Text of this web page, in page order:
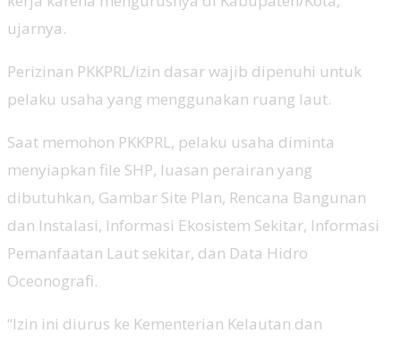
ujarnya.
Perizinan PKKPRL/izin dasar wajib dipenuhi untuk
pelaku usaha yang menggunakan ruang laut.
Saat memohon PKKPRL, pelaku usaha diminta
menyiapkan file SHP, luasan perairan yang
dibutuhkan, Gambar Site Plan, Rencana Bangunan
dan Instalasi, Informasi Ekosistem Sekitar, Informasi
Pemanfaatan Laut sekitar, dan Data Hidro
Oceonografi.
“Izin ini diurus ke Kementerian Kelautan dan